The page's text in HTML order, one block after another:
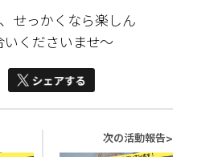
せっかくなら楽しん
くださいませ〜
次の活動報告>